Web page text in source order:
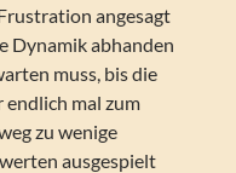
angesagt
Dynamik abhanden
muss, bis die
mal zum
zu wenige
ausgespielt